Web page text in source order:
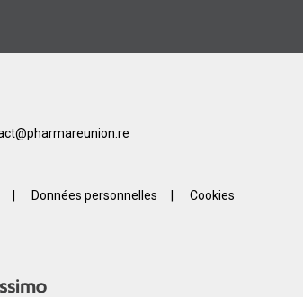
@pharmareunion.re
Données personnelles Cookies